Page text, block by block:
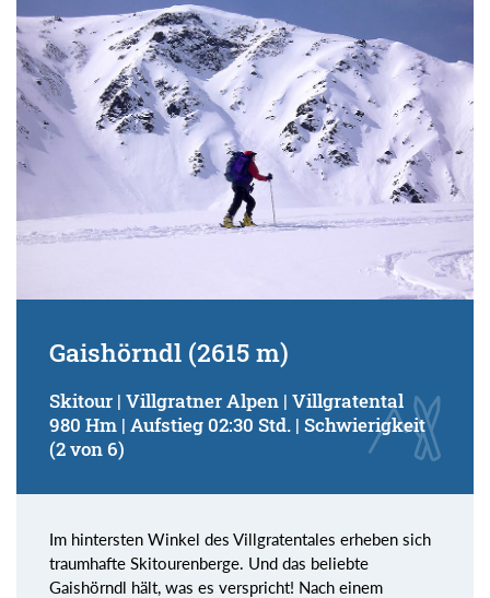
Gaishörndl (2615 m)
Skitour | Villgratner Alpen | Villgratental
980 Hm | Aufstieg 02:30 Std. | Schwierigkeit
(2 von 6)
Im hintersten Winkel des Villgratentales erheben sich
traumhafte Skitourenberge. Und das beliebte
Gaishörndl hält, was es verspricht! Nach einem